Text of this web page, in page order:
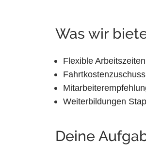
Was wir
Flexible
Fahrtkostenzuschuss
Weiterbildungen
Deine